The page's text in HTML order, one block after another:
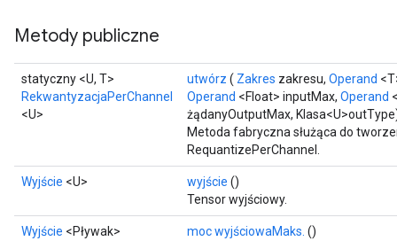
Metody publiczne
statyczny <U, T>
RekwantyzacjaPerChannel
<U>
utwórz ( Zakres zakresu, Operand
Operand <Float> inputMax, Operand
żądanyOutputMax,
Metoda fabryczna służąca do
RequantizePerChannel.
Wyjście <U> wyjście ()
Tensor wyjściowy.
Wyjście <Pływak> moc wyjściowaMaks. ()